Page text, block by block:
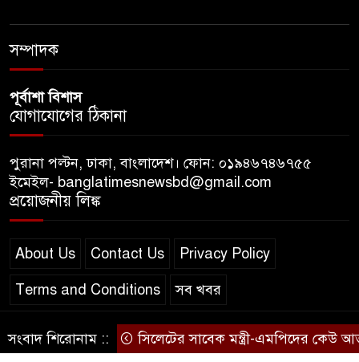
সম্পাদক
পূর্বাশা বিশাস
যোগাযোগের ঠিকানা
পুরানা পল্টন, ঢাকা, বাংলাদেশ। ফোন: ০১৯৪৬৭৪৬৭৫৫
ইমেইল- banglatimesnewsbd@gmail.com
প্রয়োজনীয় লিঙ্ক
About Us Contact Us Privacy Policy
Terms and Conditions সব খবর
© স্বত্ব বাংলা-টাইমস ২০২০-২০২৪
সংবাদ শিরোনাম :: সিলেটের সাবেক মন্ত্রী-এমপিদের কেউ